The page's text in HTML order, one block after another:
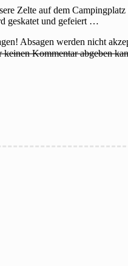
Zelte auf dem Campingplatz
geskatet und gefeiert …
Absagen werden nicht
keinen Kommentar abgeben